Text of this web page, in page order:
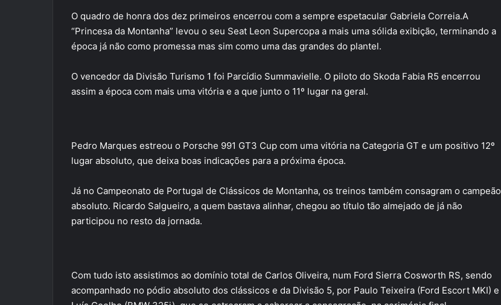
O quadro de honra dos dez primeiros encerrou com a sempre espetacular Gabriela Correia.A
“Princesa da Montanha” levou o seu Seat Leon Supercopa a mais uma sólida exibição, terminando a
época já não como promessa mas sim como uma das grandes do plantel.
O vencedor da Divisão Turismo 1 foi Parcídio Summavielle. O piloto do Skoda Fabia R5 encerrou
assim a época com mais uma vitória e a que junto o 11º lugar na geral.
Pedro Marques estreou o Porsche 991 GT3 Cup com uma vitória na Categoria GT e um positivo 12º
lugar absoluto, que deixa boas indicações para a próxima época.
Já no Campeonato de Portugal de Clássicos de Montanha, os treinos também consagram o campeão
absoluto. Ricardo Salgueiro, a quem bastava alinhar, chegou ao título tão almejado de já não
participou no resto da jornada.
Com tudo isto assistimos ao domínio total de Carlos Oliveira, num Ford Sierra Cosworth RS, sendo
acompanhado no pódio absoluto dos clássicos e da Divisão 5, por Paulo Teixeira (Ford Escort MKI) e